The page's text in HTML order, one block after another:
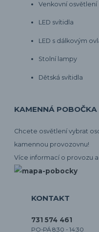
Venkovní osvětlení
LED svítidla
LED s dálkovým
Stolní lampy
Dětská svítidla
KAMENNÁ POBOČKA
Chcete osvětlení vybrat
kamennou provozovnu!
Více informací o provozu
KONTAKT
731 574 461
PO-PÁ 8:30 - 14:30